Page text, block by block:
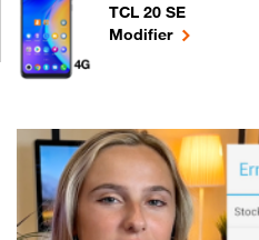
TCL 20 SE
Toutes nos
Modifierle